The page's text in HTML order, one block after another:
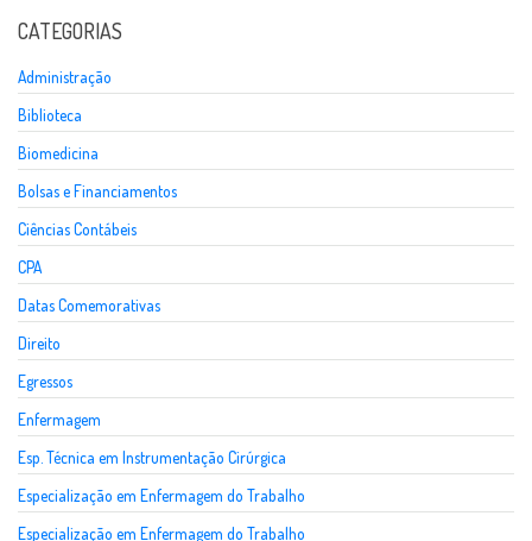
CATEGORIAS
Administração
Biblioteca
Biomedicina
Bolsas e Financiamentos
Ciências Contábeis
CPA
Datas Comemorativas
Direito
Egressos
Enfermagem
Esp. Técnica em Instrumentação Cirúrgica
Especialização em Enfermagem do Trabalho
Especialização em Enfermagem do Trabalho